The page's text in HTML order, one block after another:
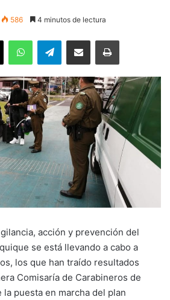
586 4 minutos de lectura
X WhatsAppTelegramEnviar vía email Imprimir
acción y prevención del
se está llevando a cabo a
los que han traído resultados
Comisaría de Carabineros de
puesta en marcha del plan